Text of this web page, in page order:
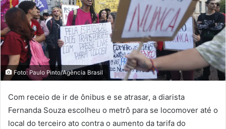
Foto: Paulo Pinto/Agência Brasil
Com receio de ir de ônibus e se atrasar, a diarista
Fernanda Souza escolheu o metrô para se locomover até o
local do terceiro ato contra o aumento da tarifa do